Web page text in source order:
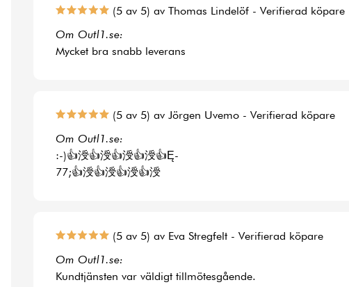
(5 av 5) av Thomas Lindelöf - Verifierad köpare
Om Outl1.se:
Mycket bra snabb leverans
(5 av 5) av Jörgen Uvemo - Verifierad köpare
Om Outl1.se:
:-)👍涭👍涭👍涭👍涭👍Ę-
77;👍涭👍涭👍涭👍涭
(5 av 5) av Eva Stregfelt - Verifierad köpare
Om Outl1.se:
Kundtjänsten var väldigt tillmötesgående.